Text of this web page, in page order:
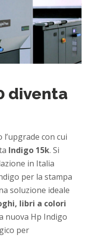
diventa
con cui
Indigo 15k. Si
in Italia
per la stampa
soluzione ideale
libri a colori
nuova Hp Indigo
per